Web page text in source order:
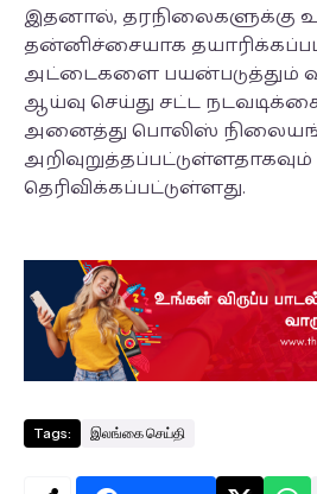
இதனால், தரநிலைகளுக்கு
தன்னிச்சையாக
அட்டைகளை
ஆய்வு செய்து சட்ட நடவடிக்கை
அனைத்து பொலிஸ்
அறிவுறுத்தப்பட்டுள்ளதாகவும்
தெரிவிக்கப்பட்டுள்ளது.
Tags: இலங்கை செய்தி